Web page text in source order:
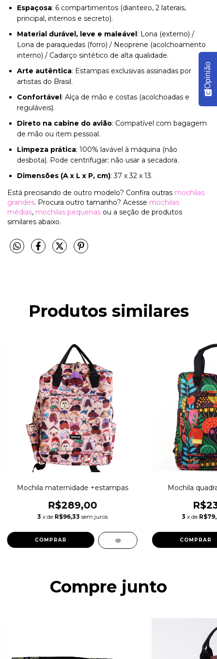
Espaçosa: 6 compartimentos (dianteiro, 2 laterais,
principal, internos e secreto).
Material durável, leve e maleável: Lona (externo) /
Lona de paraquedas (forro) / Neoprene (acolchoamento
interno) / Cadarço sintético de alta qualidade.
Arte autêntica: Estampas exclusivas assinadas por
artistas do Brasil.
Confortável: Alça de mão e costas (acolchoadas e
reguláveis).
Direto na cabine do avião: Compatível com bagagem
de mão ou item pessoal.
Limpeza prática: 100% lavável à máquina (não
desbota). Pode centrifugar; não usar a secadora.
Dimensões (A x L x P, cm): 37 x 32 x 13.
Está precisando de outro modelo? Confira outras mochilas
grandes. Procura outro tamanho? Acesse mochilas
médias, mochilas pequenas ou a seção de produtos
similares abaixo.
Produtos similares
Mochila maternidade +estampas
R$289,00
3 x de R$96,33 sem juros
COMPRAR
Mochila
3 x de
COMPRAR
Compre junto
Opinião